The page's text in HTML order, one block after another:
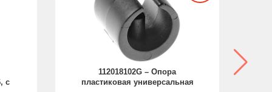
с
112018102G – Опора
пластиковая универсальная